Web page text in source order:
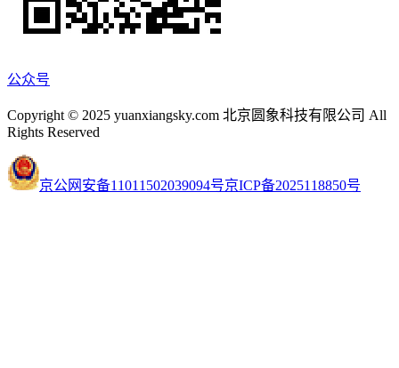
公众号
Copyright © 2025 yuanxiangsky.com 北京圆象科技有限公司 All
Rights Reserved
京公网安备11011502039094号京ICP备2025118850号